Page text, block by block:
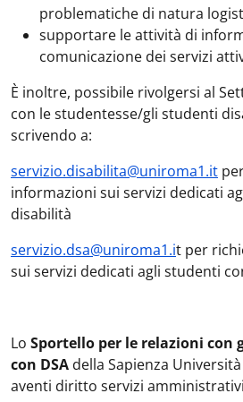
problematiche di natura
supportare le attività di
comunicazione dei servizi
È inoltre, possibile rivolgersi al
con le studentesse/gli studenti
scrivendo a:
servizio.disabilita@uniroma1.it
informazioni sui servizi dedicati
disabilità
servizio.dsa@uniroma1.it per
sui servizi dedicati agli studenti
Lo Sportello per le relazioni
con DSA della Sapienza
aventi diritto servizi